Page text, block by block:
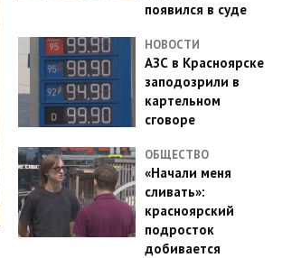
появился в суде
НОВОСТИ
АЗС в Красноярске
заподозрили в
картельном
сговоре
ОБЩЕСТВО
«Начали меня
сливать»:
красноярский
подросток
добивается